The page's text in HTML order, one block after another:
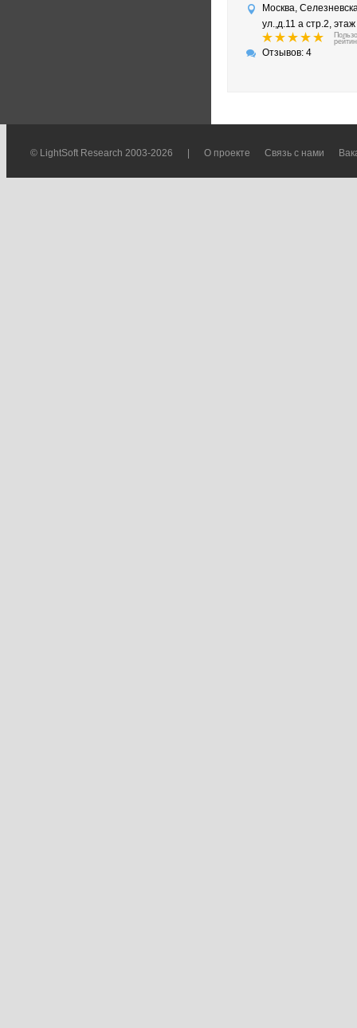
Москва,
ул.,д.11 а стр.2,
Отзывов: 4
© LightSoft Research 2003-2026 О проекте Связь с нами